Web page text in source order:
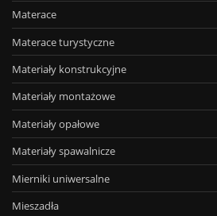
Materace
Materace turystyczne
Materiały konstrukcyjne
Materiały montażowe
Materiały opałowe
Materiały spawalnicze
Mierniki uniwersalne
Mieszadła